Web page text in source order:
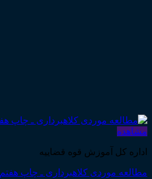
مشاهده
اداره کل آموزش قوه قضاییه
مطالعه موردی کلاهبرداری ـ چاپ هفتم